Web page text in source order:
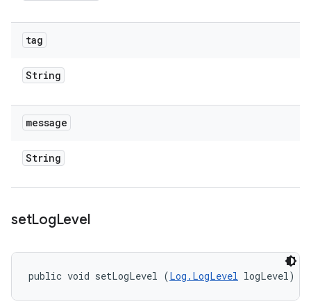
tag
String
message
String
setLogLevel
public void setLogLevel (Log.LogLevel logLevel)